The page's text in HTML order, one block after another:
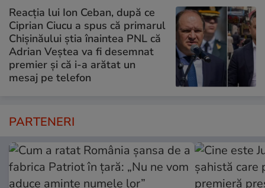
Reacția lui Ion Ceban, după ce
Ciprian Ciucu a spus că primarul
Chișinăului știa înaintea PNL că
Adrian Veștea va fi desemnat
premier și că i-a arătat un
mesaj pe telefon
PARTENERI